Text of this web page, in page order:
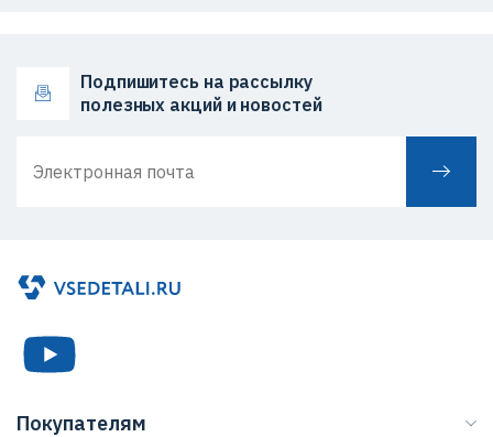
Подпишитесь на рассылку
полезных акций и новостей
Покупателям